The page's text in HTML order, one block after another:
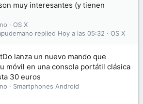
muy interesantes (y tienen
OS X
OS X
Hoy a las 05:32
lanza un nuevo mando que
móvil en una consola portátil clásica
30 euros
Smartphones Android